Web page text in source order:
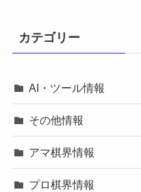
カテゴリー
AI・ツール情報
その他情報
アマ棋界情報
プロ棋界情報